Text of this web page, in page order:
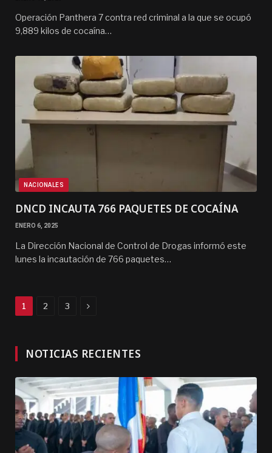
Operación Panthera 7 contra red criminal a la que se ocupó
9,889 kilos de cocaína…
NACIONALES
DNCD INCAUTA 766 PAQUETES DE COCAÍNA
ENERO 6, 2025
La Dirección Nacional de Control de Drogas informó este
lunes la incautación de 766 paquetes…
1 2 3 Next
NOTICIAS RECIENTES